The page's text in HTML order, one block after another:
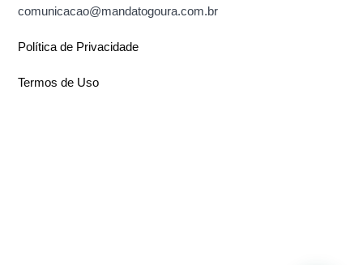
comunicacao@mandatogoura.com.br
Política de Privacidade
Termos de Uso